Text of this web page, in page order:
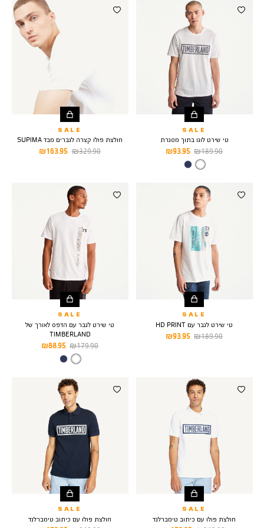
SALE
טי שירט לוגו בתוך מסגרת
מחיר
מוצר
93.95 ₪
מחיר
189.90 ₪
צבע
WHITE
SALE
חולצת פולו קצרה לגברים מבד SUPIMA
מחיר
163.95 ₪
מחיר
329.90 ₪
SALE
טי שירט לגבר עם HD PRINT
מחיר
93.95 ₪
מחיר
189.90 ₪
SALE
טי שירט לגבר עם הדפס לאורך של
TIMBERLAND
מחיר
מוצר
88.95 ₪
מחיר
179.90 ₪
צבע
WHITE
SALE
חולצת פולו עם כיתוב טימברלנד
SALE
חולצת פולו עם כיתוב טימברלנד